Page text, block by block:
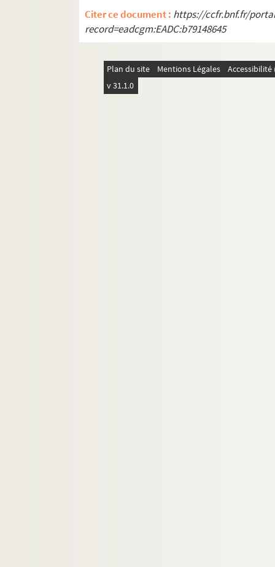
Citer ce document : https://ccfr.bnf.fr/
record=eadcgm:EADC:b79148645
Plan du site Mentions Légales
v 31.1.0